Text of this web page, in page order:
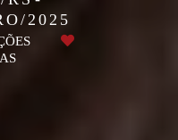
2025